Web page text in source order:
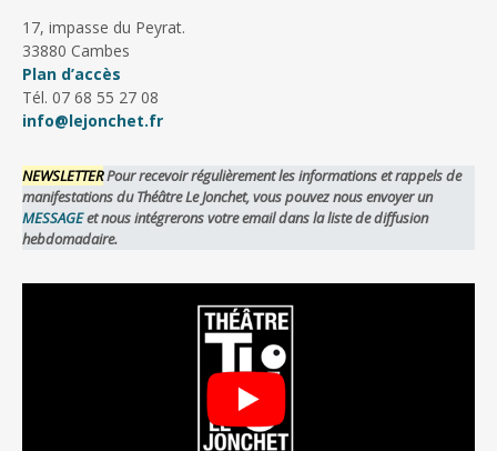
17, impasse du Peyrat.
33880 Cambes
Plan d’accès
Tél. 07 68 55 27 08
info@lejonchet.fr
NEWSLETTERPour recevoir régulièrement les informations et rappels de
manifestations du Théâtre Le Jonchet, vous pouvez nous envoyer un
MESSAGEet nous intégrerons votre email dans la liste de diffusion
hebdomadaire.